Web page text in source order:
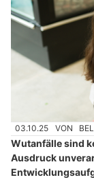
03.10.25 VON
Wutanfälle sind
Ausdruck